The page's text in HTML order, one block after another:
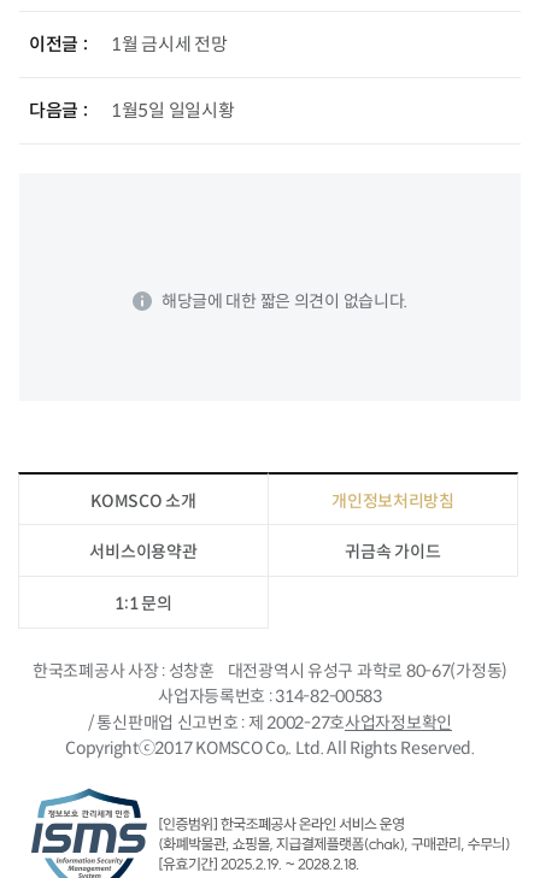
이전글 1월 금시세 전망
다음글 1월5일 일일시황
해당글에 대한 짧은 의견이 없습니다.
KOMSCO 소개 개인정보처리방침
서비스이용약관 귀금속 가이드
1:1 문의
한국조폐공사 사장 성창훈
대전광역시 유성구 과학로 80-67(가정동)
사업자등록번호 314-82-00583
/ 통신판매업 신고번호 제 2002-27호사업자정보확인
Copyrightⓒ2017 KOMSCO Co,. Ltd. All Rights Reserved.